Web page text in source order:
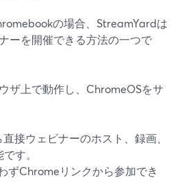
の場合、StreamYardは
ーを開催できる方法の一つで
ザ上で動作し、ChromeOSをサ
接ウェビナーのホスト、録画、
す。
ずChromeリンクから参加でき